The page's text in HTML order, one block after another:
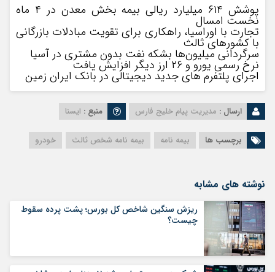
پوشش ۶۱۴ میلیارد ریالی بیمه بخش معدن در ۴ ماه
نخست امسال
تجارت با اوراسیا، راهکاری برای تقویت مبادلات بازرگانی
با کشورهای ثالث
سرگردانی میلیون‌ها بشکه نفت بدون مشتری در آسیا
نرخ رسمی یورو و ۲۶ ارز دیگر افزایش یافت
اجرای پلتفرم‌ های جدید دیجیتالی در بانک ایران زمین
ارسال : مدیریت پیام خلیج فارس منبع : ایسنا
برچسب ها بیمه نامه بیمه نامه شخص ثالث خودرو
نوشته های مشابه
ریزش سنگین شاخص کل بورس؛ پشت پرده سقوط
چیست؟